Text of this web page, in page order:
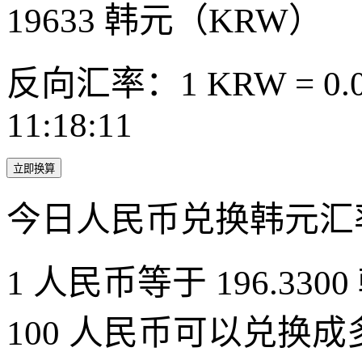
19633 韩元（KRW）
反向汇率：1 KRW =
11:18:11
立即换算
今日人民币兑换韩元
1 人民币等于
100 人民币可以兑换成